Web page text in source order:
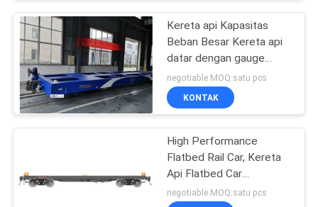
HUBUNGI
KAMI
BERITA
KASUS
Kereta api Kapasitas
Beban Besar Kereta api
datar dengan gauge
standar
negotiable MOQ:satu pcs
KONTAK
High Performance
Flatbed Rail Car, Kereta
Api Flatbed Car
Customized Brake
negotiable MOQ:satu pcs